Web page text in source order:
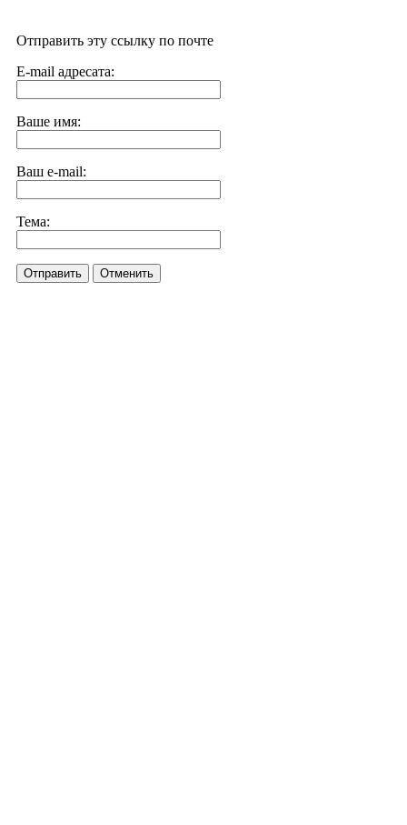
Отправить эту ссылку по почте
E-mail адресата:
Ваше имя:
Ваш e-mail:
Тема:
Отправить Отменить